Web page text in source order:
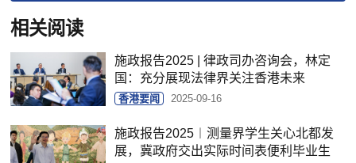
相关阅读
施政报告2025 | 律政司办咨询会，林定
国：充分展现法律界关注香港未来
香港要闻 2025-09-16
施政报告2025︱测量界学生关心北都发
展，冀政府交出实际时间表便利毕业生